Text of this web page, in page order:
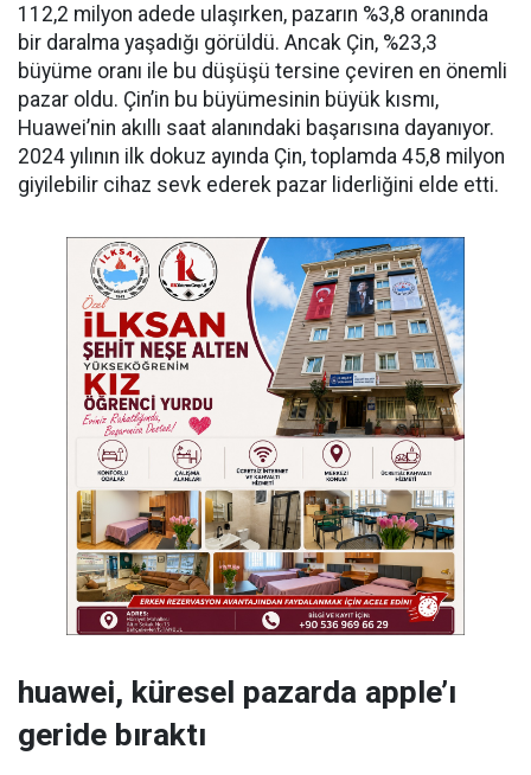
112,2 milyon adede ulaşırken, pazarın %3,8 oranında
bir daralma yaşadığı görüldü. Ancak Çin, %23,3
büyüme oranı ile bu düşüşü tersine çeviren en önemli
pazar oldu. Çin’in bu büyümesinin büyük kısmı,
Huawei’nin akıllı saat alanındaki başarısına dayanıyor.
2024 yılının ilk dokuz ayında Çin, toplamda 45,8 milyon
giyilebilir cihaz sevk ederek pazar liderliğini elde etti.
huawei, küresel pazarda apple’ı
geride bıraktı